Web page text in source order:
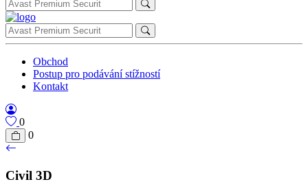
Obchod
Postup pro podávání stížností
Kontakt
0
0
Civil 3D